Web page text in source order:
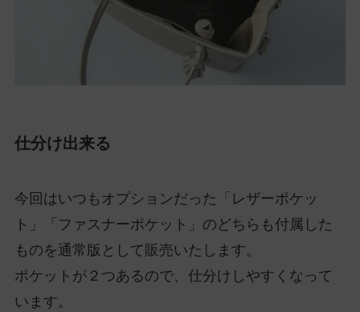
仕分け出来る
今回はいつもオプションだった「レザーポケッ
ト」「ファスナーポケット」のどちらも付属した
ものを通常版として販売いたします。
ポケットが２つあるので、仕分けしやすくなって
います。